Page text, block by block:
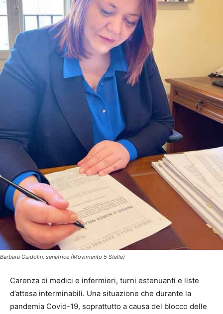
Barbara Guidolin, senatrice (Movimento 5 Stelle)
Carenza di medici e infermieri, turni estenuanti e liste
d’attesa interminabili. Una situazione che durante la
pandemia Covid-19, soprattutto a causa del blocco delle